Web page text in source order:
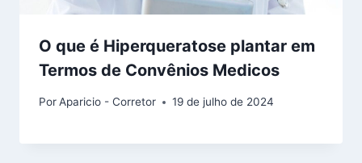
O que é Hiperqueratose plantar em
Termos de Convênios Medicos
PorAparicio - Corretor 19 de julho de 2024